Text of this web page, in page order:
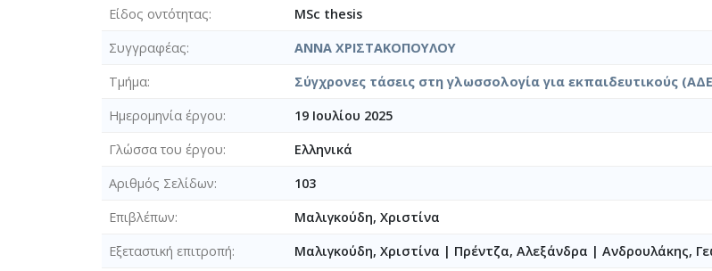
Είδος οντότητας
MSc thesis
Συγγραφέας
ΑΝΝΑ ΧΡΙΣΤΑΚΟΠΟΥΛΟΥ
Τμήμα
Σύγχρονες τάσεις στη γλωσσολογία για εκπαιδευτικούς
Ημερομηνία έργου
19 Ιουλίου 2025
Γλώσσα του έργου
Ελληνικά
Αριθμός Σελίδων
103
Επιβλέπων
Μαλιγκούδη, Χριστίνα
Εξεταστική επιτροπή
Μαλιγκούδη, Χριστίνα | Πρέντζα, Αλεξάνδρα | Ανδρουλάκης,